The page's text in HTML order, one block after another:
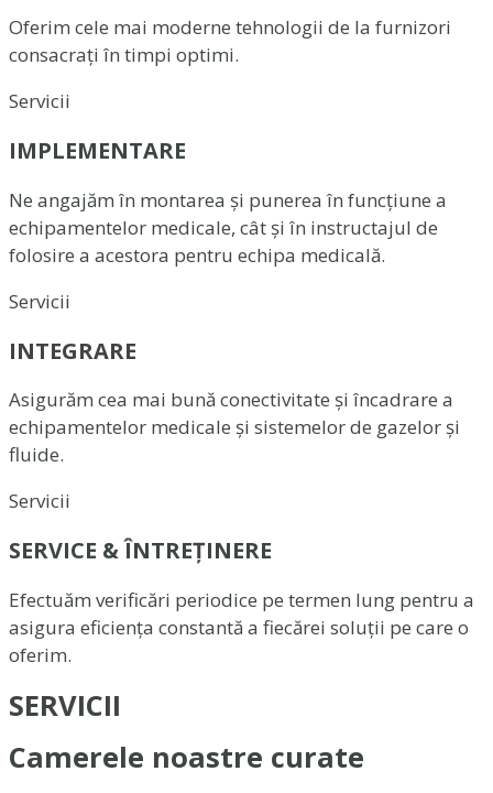
Oferim cele mai moderne tehnologii de la furnizori
consacrați în timpi optimi.
Servicii
IMPLEMENTARE
Ne angajăm în montarea și punerea în funcțiune a
echipamentelor medicale, cât și în instructajul de
folosire a acestora pentru echipa medicală.
Servicii
INTEGRARE
Asigurăm cea mai bună conectivitate și încadrare a
echipamentelor medicale și sistemelor de gazelor și
fluide.
Servicii
SERVICE & ÎNTREȚINERE
Efectuăm verificări periodice pe termen lung pentru a
asigura eficiența constantă a fiecărei soluții pe care o
oferim.
SERVICII
Camerele noastre curate